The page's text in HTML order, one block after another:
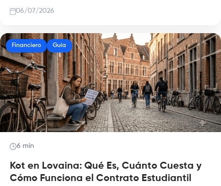
06/07/2026
Financiero Guía
6 min
Kot en Lovaina: Qué Es, Cuánto Cuesta y
Cómo Funciona el Contrato Estudiantil